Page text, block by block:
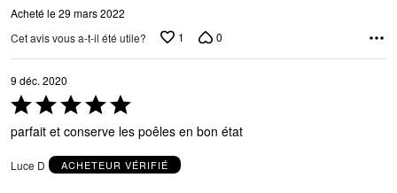
Acheté le 29 mars 2022
Cet avis vous a-t-il été utile?
1 0
9 déc. 2020
Coté
5 sur
5
parfait et conserve les poêles en bon état
Luce D ACHETEUR VÉRIFIÉ